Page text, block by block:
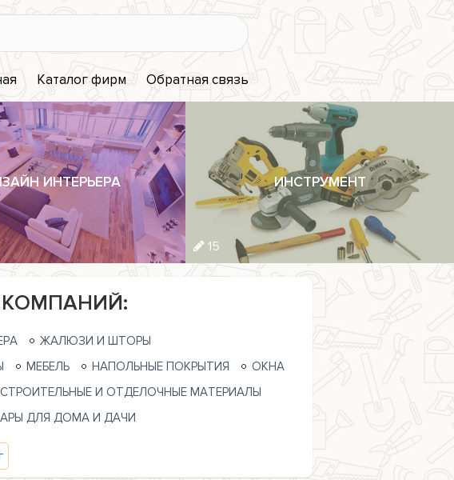
Обратная связь
Каталог фирм
ИНТЕРЬЕРА ИНСТРУМЕНТ
15
ЖАЛЮЗИ И ШТОРЫ
МЕБЕЛЬ НАПОЛЬНЫЕ ПОКРЫТИЯ
ОКНА
СТРОИТЕЛЬНЫЕ И ОТДЕЛОЧНЫЕ МАТЕРИАЛЫ
ДЛЯ ДОМА И ДАЧИ